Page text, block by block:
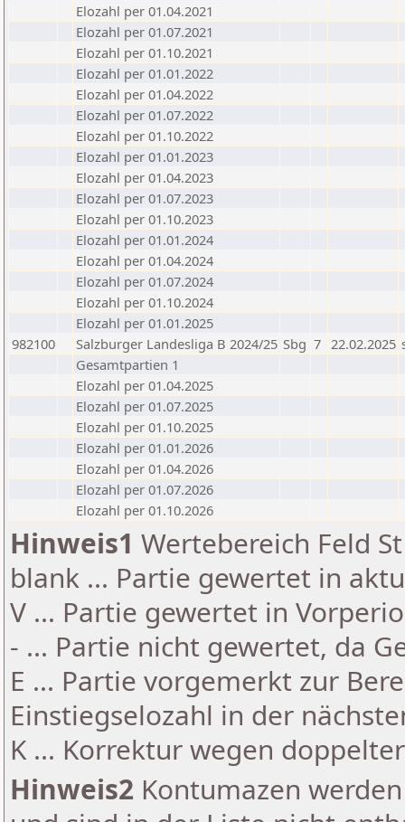
Elozahl per 01.04.2021
Elozahl per 01.07.2021
Elozahl per 01.10.2021
Elozahl per 01.01.2022
Elozahl per 01.04.2022
Elozahl per 01.07.2022
Elozahl per 01.10.2022
Elozahl per 01.01.2023
Elozahl per 01.04.2023
Elozahl per 01.07.2023
Elozahl per 01.10.2023
Elozahl per 01.01.2024
Elozahl per 01.04.2024
Elozahl per 01.07.2024
Elozahl per 01.10.2024
Elozahl per 01.01.2025
982100
Salzburger Landesliga B 2024/25 Sbg 7 22.02.2025
Gesamtpartien 1
Elozahl per 01.04.2025
Elozahl per 01.07.2025
Elozahl per 01.10.2025
Elozahl per 01.01.2026
Elozahl per 01.04.2026
Elozahl per 01.07.2026
Elozahl per 01.10.2026
Hinweis1 Wertebereich Feld
blank ... Partie gewertet in
V ... Partie gewertet in
- ... Partie nicht gewertet, da
E ... Partie vorgemerkt zur
Einstiegselozahl in der
K ... Korrektur wegen
Hinweis2 Kontumazen